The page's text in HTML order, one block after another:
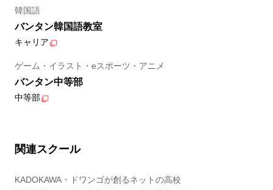
韓国語
バンタン韓国語教室
キャリア
ゲーム・イラスト・eスポーツ・アニメ
バンタン中等部
中等部
関連スクール
KADOKAWA・ドワンゴが創るネットの高校